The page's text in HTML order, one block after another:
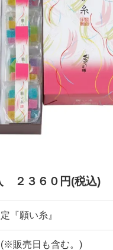
３６０円(税込)
『願い糸』
(※販売日も含む。)